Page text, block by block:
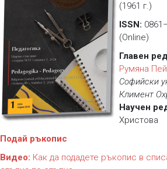
(1961 г.)
ISSN:
(Online)
Главен
Румяна
Софийски
Климент
Научен
Христова
Подай ръкопис
Видео: Как да подадете ръкопис в